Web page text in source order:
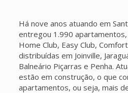
Há nove anos atuando em
entregou 1.990
Home Club, Easy Club,
distribuídas em Joinville,
Balneário Piçarras e Penha.
estão em construção, o que
apartamentos, ou seja, mais